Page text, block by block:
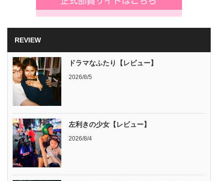
REVIEW
ドラマなふたり【レビュー】
2026/8/5
左利きの少女【レビュー】
2026/8/4